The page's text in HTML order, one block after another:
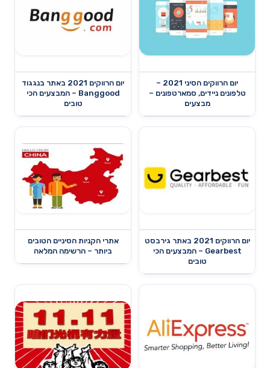
יום הרווקים הסיני 2021 –
טלפונים ניידים, סמארטפונים –
מבצעים
יום הרווקים 2021 באתר בנגגוד
Banggood – המבצעים הכי
טובים
יום הרווקים 2021 באתר גירבסט
Gearbest – המבצעים הכי
טובים
אתרי הקניות הסיניים הטובים
ביותר – הרשימה המלאה